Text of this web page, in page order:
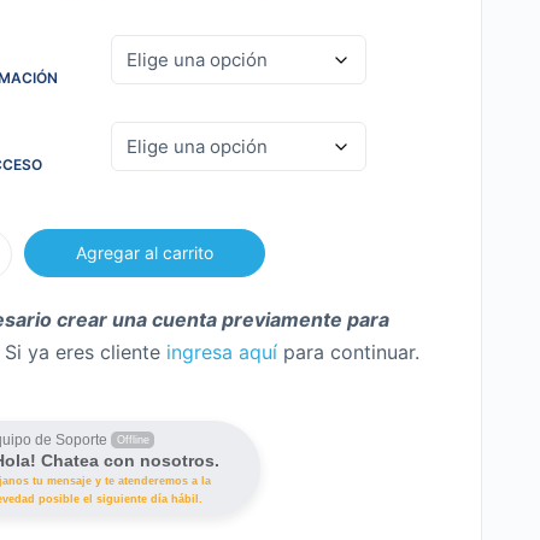
Agregar al carrito
crear una cuenta previamente para
Si ya eres cliente ingresa aquí para continuar.
de Soporte Offline
Chatea con nosotros.
tu mensaje y te atenderemos a la
posible el siguiente día hábil.